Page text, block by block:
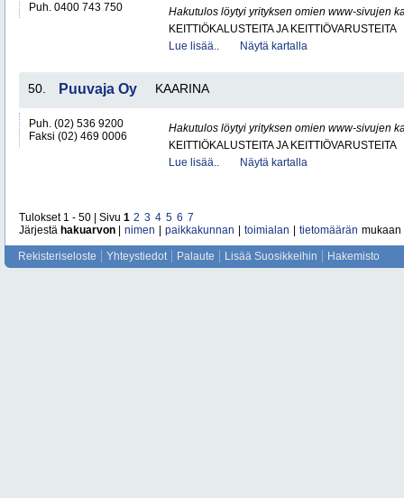
Puh. 0400 743 750
Hakutulos löytyi yrityksen omien www-sivujen
KEITTIÖKALUSTEITA JA KEITTIÖVARUSTEITA
Lue lisää..
Näytä kartalla
50. Puuvaja Oy KAARINA
Puh. (02) 536 9200
Faksi (02) 469 0006
Hakutulos löytyi yrityksen omien www-sivujen
KEITTIÖKALUSTEITA JA KEITTIÖVARUSTEITA
Lue lisää..
Näytä kartalla
Tulokset 1 - 50 | Sivu 1 2 3 4 5 6 7
Järjestä hakuarvon nimen paikkakunnan toimialan tietomäärän mukaan
Rekisteriseloste Yhteystiedot Palaute Lisää Suosikkeihin Hakemisto